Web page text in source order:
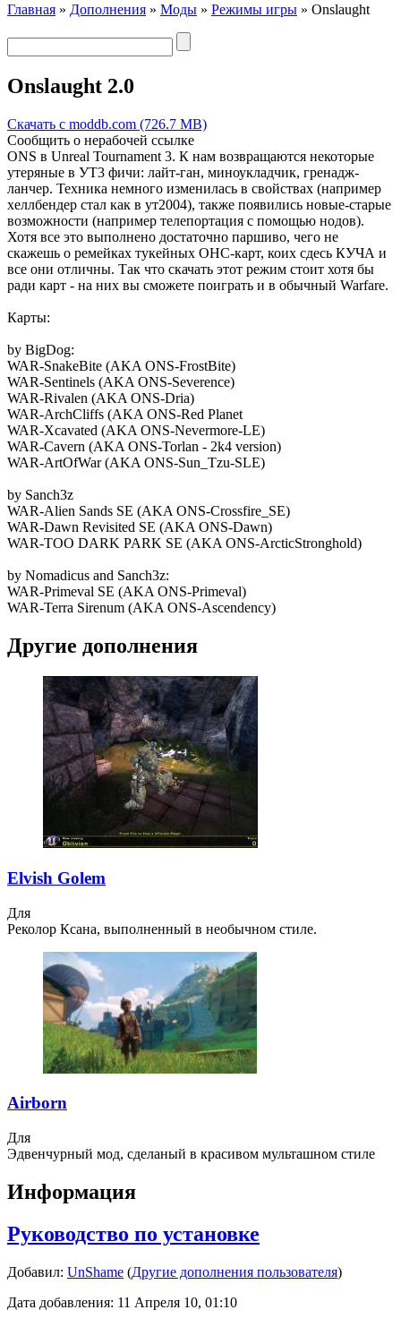
Главная » Дополнения » Моды » Режимы игры » Onslaught
Onslaught 2.0
Скачать с moddb.com (726.7 MB)
Сообщить о нерабочей ссылке
ONS в Unreal Tournament 3. К нам возвращаются некоторые
утеряные в УТ3 фичи: лайт-ган, миноукладчик, гренадж-
ланчер. Техника немного изменилась в свойствах (например
хеллбендер стал как в ут2004), также появились новые-старые
возможности (например телепортация с помощью нодов).
Хотя все это выполнено достаточно паршиво, чего не
скажешь о ремейках тукейных ОНС-карт, коих сдесь КУЧА и
все они отличны. Так что скачать этот режим стоит хотя бы
ради карт - на них вы сможете поиграть и в обычный Warfare.
Карты:
by BigDog:
WAR-SnakeBite (AKA ONS-FrostBite)
WAR-Sentinels (AKA ONS-Severence)
WAR-Rivalen (AKA ONS-Dria)
WAR-ArchCliffs (AKA ONS-Red Planet
WAR-Xcavated (AKA ONS-Nevermore-LE)
WAR-Cavern (AKA ONS-Torlan - 2k4 version)
WAR-ArtOfWar (AKA ONS-Sun_Tzu-SLE)
by Sanch3z
WAR-Alien Sands SE (AKA ONS-Crossfire_SE)
WAR-Dawn Revisited SE (AKA ONS-Dawn)
WAR-TOO DARK PARK SE (AKA ONS-ArcticStronghold)
by Nomadicus and Sanch3z:
WAR-Primeval SE (AKA ONS-Primeval)
WAR-Terra Sirenum (AKA ONS-Ascendency)
Другие дополнения
Elvish Golem
Для
Реколор Ксана, выполненный в необычном стиле.
Airborn
Для
Эдвенчурный мод, сделаный в красивом мульташном стиле
Информация
Руководство по установке
Добавил: UnShame (Другие дополнения пользователя)
Дата добавления: 11 Апреля 10, 01:10